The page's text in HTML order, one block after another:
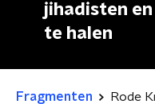
jihadisten
te halen
Fragmenten